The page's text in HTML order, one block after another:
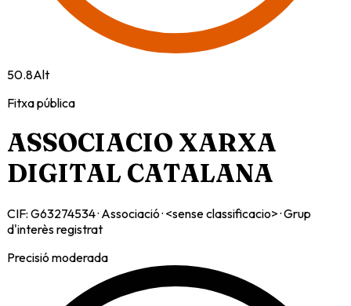
50.8Alt
Fitxa pública
ASSOCIACIO XARXA
DIGITAL CATALANA
CIF: G63274534· Associació· <sense classificacio>· Grup
d'interès registrat
Precisió moderada